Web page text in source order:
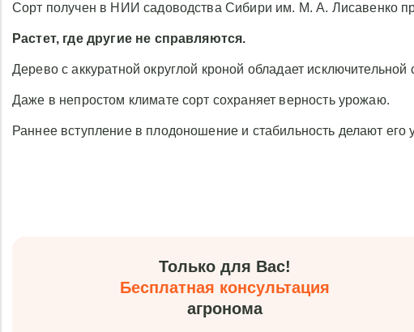
Сорт получен в НИИ садоводства Сибири им. М. А. Лисавенко
Растет, где другие не справляются.
Дерево с аккуратной округлой кроной обладает
Даже в непростом климате сорт сохраняет верность урожаю.
Раннее вступление в плодоношение и стабильность делают
Только для Вас!
Бесплатная консультация
агронома